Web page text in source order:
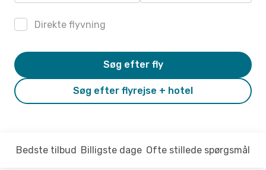
Direkte flyvning
Søg efter flyrejse + hotel
Søg efter fly
Bedste tilbud Billigste dage Ofte stillede spørgsmål